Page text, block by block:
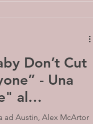
Don’t Cut
- Una
al